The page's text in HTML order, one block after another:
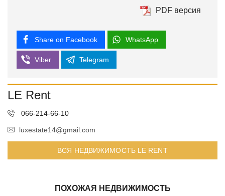
PDF версия
Share on Facebook WhatsApp
Viber Telegram
LE Rent
066-214-66-10
luxestate14@gmail.com
ВСЯ НЕДВИЖИМОСТЬ LE RENT
ПОХОЖАЯ НЕДВИЖИМОСТЬ